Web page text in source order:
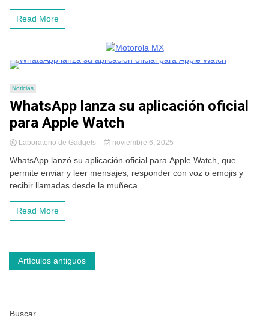
Read More
Noticias
WhatsApp lanza su aplicación oficial
para Apple Watch
Laboratorio de Gadgets noviembre 6, 2025
WhatsApp lanzó su aplicación oficial para Apple Watch, que
permite enviar y leer mensajes, responder con voz o emojis y
recibir llamadas desde la muñeca....
Read More
Navegación
Artículos antiguos
Buscar